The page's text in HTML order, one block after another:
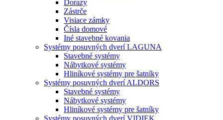
Dorazy
Zástrče
Visiace zámky
Čísla domové
Iné stavebné kovania
Systémy posuvných dverí LAGUNA
Stavebné systémy
Nábytkové systémy
Hliníkové systémy pre šatníky
Systémy posuvných dverí ALDORS
Stavebné systémy
Nábytkové systémy
Hliníkové systémy pre šatníky
Systémy posuvných dverí VIDIEK